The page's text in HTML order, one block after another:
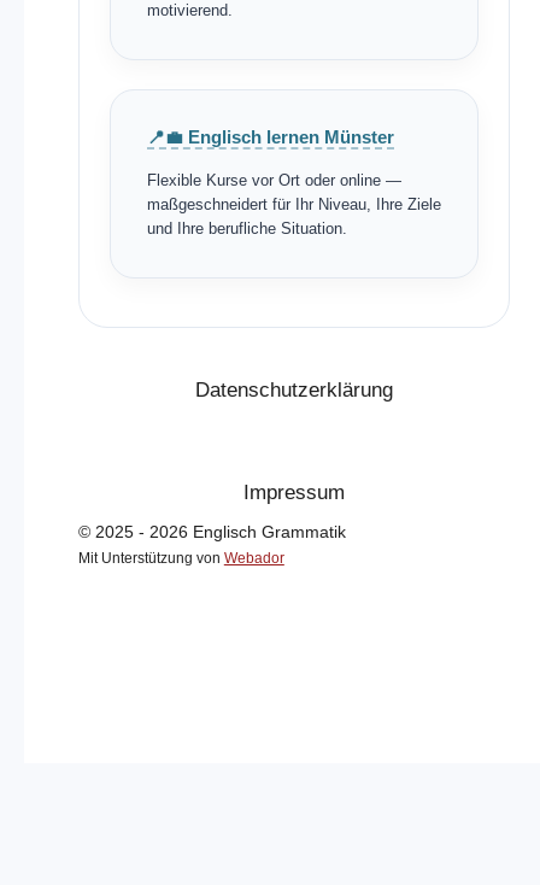
motivierend.
📍💼 Englisch lernen Münster
Flexible Kurse vor Ort oder online —
maßgeschneidert für Ihr Niveau, Ihre Ziele
und Ihre berufliche Situation.
Datenschutzerklärung
Impressum
© 2025 - 2026 Englisch Grammatik
Mit Unterstützung von Webador